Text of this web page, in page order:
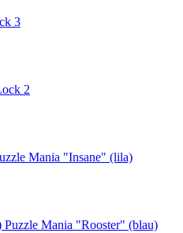
3
2
Mania "Insane" (lila)
Puzzle Mania "Rooster" (blau)